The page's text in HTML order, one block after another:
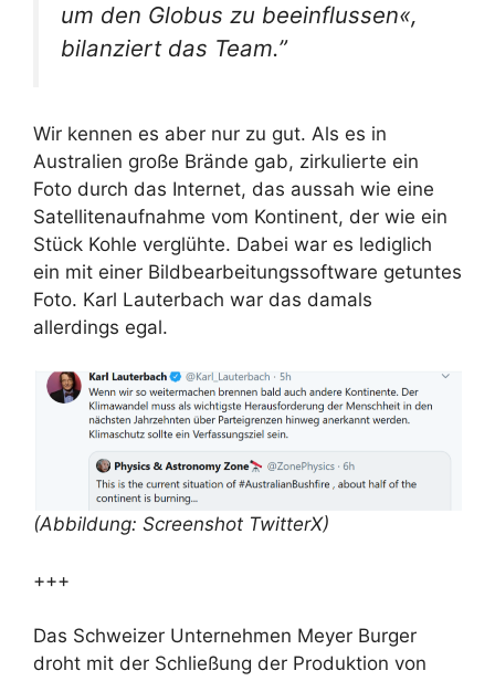
um den Globus zu beeinflussen«,
bilanziert das Team.”
Wir kennen es aber nur zu gut. Als es in
Australien große Brände gab, zirkulierte ein
Foto durch das Internet, das aussah wie eine
Satellitenaufnahme vom Kontinent, der wie ein
Stück Kohle verglühte. Dabei war es lediglich
ein mit einer Bildbearbeitungssoftware getuntes
Foto. Karl Lauterbach war das damals
allerdings egal.
(Abbildung: Screenshot TwitterX)
+++
Das Schweizer Unternehmen Meyer Burger
droht mit der Schließung der Produktion von